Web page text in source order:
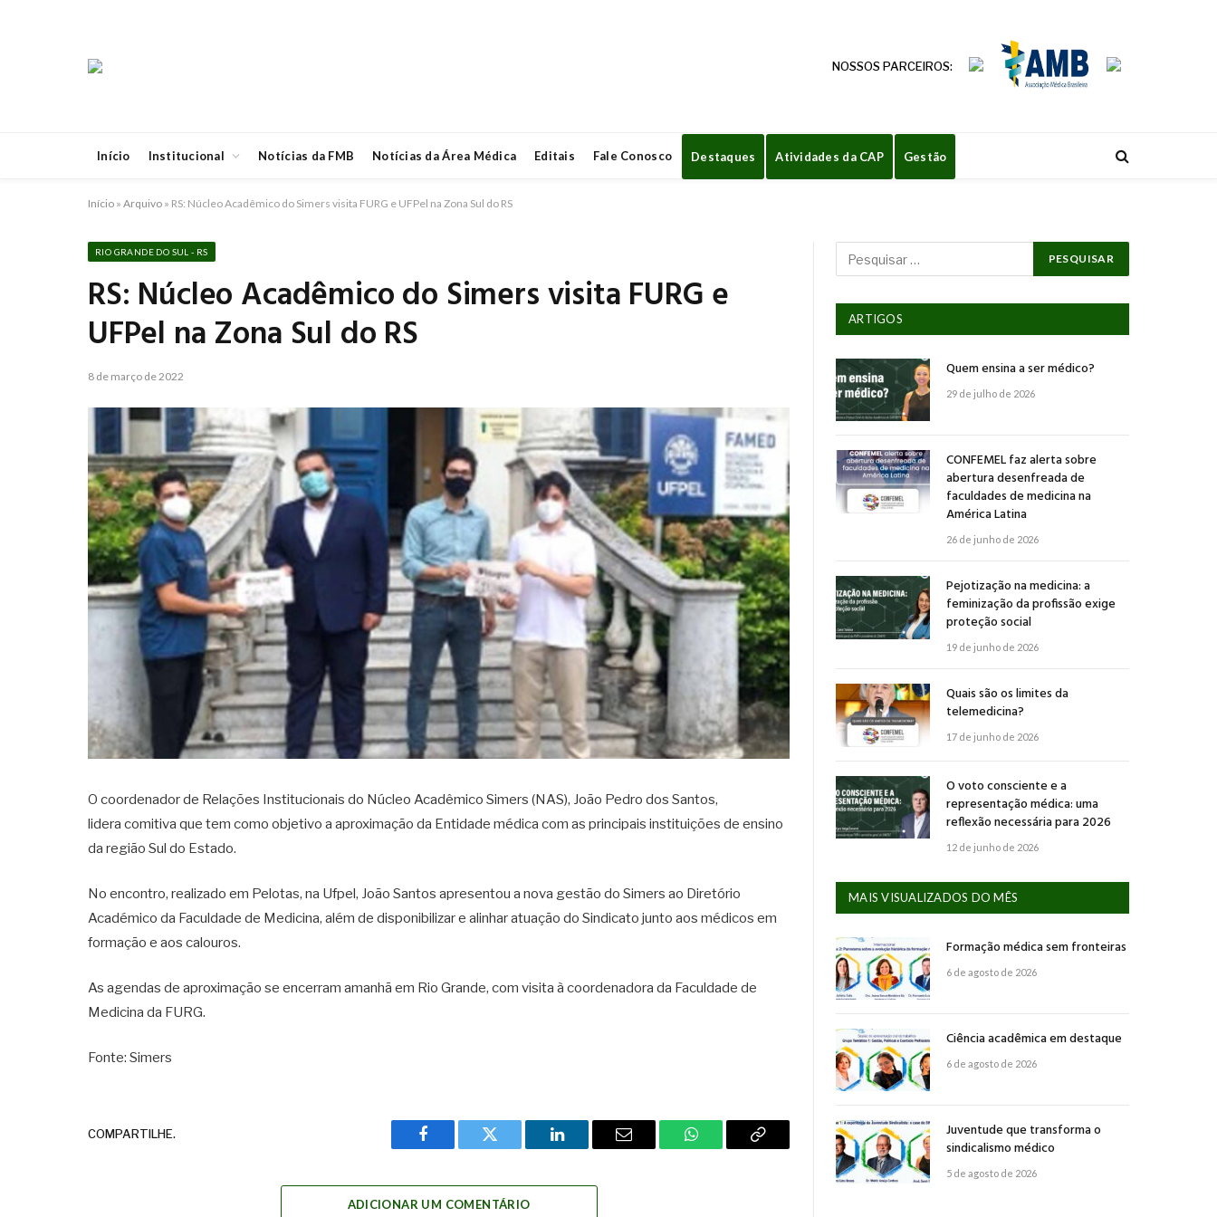
NOSSOS PARCEIROS:
Início Institucional Notícias da FMB Notícias da Área Médica Editais Fale Conosco Destaques Atividades da CAP Gestão
Início » Arquivo » RS: Núcleo Acadêmico do Simers visita FURG e UFPel na Zona Sul do RS
RIO GRANDE DO SUL - RS
RS: Núcleo Acadêmico do Simers visita FURG e
UFPel na Zona Sul do RS
8 de março de 2022
O coordenador de Relações Institucionais do Núcleo Acadêmico Simers (NAS), João Pedro dos Santos,
lidera comitiva que tem como objetivo a aproximação da Entidade médica com as principais instituições de ensino
da região Sul do Estado.
No encontro, realizado em Pelotas, na Ufpel, João Santos apresentou a nova gestão do Simers ao Diretório
Académico da Faculdade de Medicina, além de disponibilizar e alinhar atuação do Sindicato junto aos médicos em
formação e aos calouros.
As agendas de aproximação se encerram amanhã em Rio Grande, com visita à coordenadora da Faculdade de
Medicina da FURG.
Fonte: Simers
COMPARTILHE.
Facebook Twitter LinkedIn Email WhatsAppCopy
ADICIONAR UM COMENTÁRIO
ARTIGOS
Quem ensina a ser médico?
29 de julho de 2026
CONFEMEL faz alerta sobre
abertura desenfreada de
faculdades de medicina na
América Latina
26 de junho de 2026
Pejotização na medicina: a
feminização da profissão exige
proteção social
19 de junho de 2026
Quais são os limites da
telemedicina?
17 de junho de 2026
O voto consciente e a
representação médica: uma
reflexão necessária para 2026
12 de junho de 2026
MAIS VISUALIZADOS DO MÊS
Formação médica sem fronteiras
6 de agosto de 2026
Ciência acadêmica em destaque
6 de agosto de 2026
Juventude que transforma o
sindicalismo médico
5 de agosto de 2026